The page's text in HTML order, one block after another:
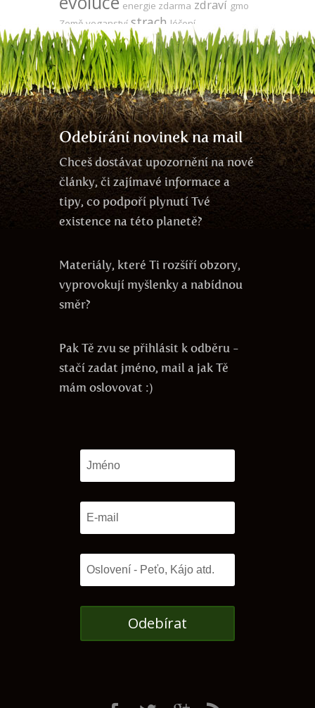
energie zdarma zdraví gmo
Země veganství strach léčení
zodpovědnost Tesla
přítomnost meditace utrpení
vývoj čas odlesňování udržitelnost DNA
mysl
Odebírání novinek na mail
Chceš dostávat upozornění na nové
články, či zajímavé informace a
tipy, co podpoří plynutí Tvé
existence na této planetě?
Materiály, které Ti rozšíří obzory,
vyprovokují myšlenky a nabídnou
směr?
Pak Tě zvu se přihlásit k odběru -
stačí zadat jméno, mail a jak Tě
mám oslovovat :)
Odebírat